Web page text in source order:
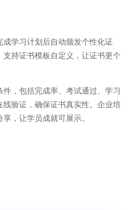
学习计划后自动颁发个性化证
持证书模板自定义，让证书更个
，包括完成率、考试通过、学习
线验证，确保证书真实性。企业培
，让学员成就可展示。